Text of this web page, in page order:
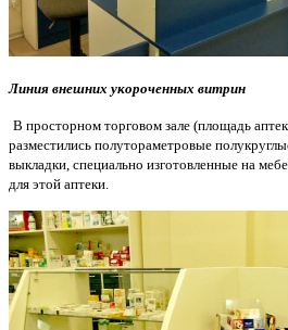
Линия внешних укороченных витрин
В просторном торговом зале (площадь
разместились полутораметровые
выкладки, специально изготовленные на
для этой аптеки.